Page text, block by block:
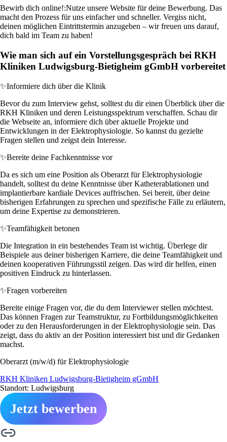
Bewirb dich online!:Nutze unsere Website für deine Bewerbung. Das
macht den Prozess für uns einfacher und schneller. Vergiss nicht,
deinen möglichen Eintrittstermin anzugeben – wir freuen uns darauf,
dich bald im Team zu haben!
Wie man sich auf ein Vorstellungsgespräch bei RKH
Kliniken Ludwigsburg-Bietigheim gGmbH vorbereitet
✨Informiere dich über die Klinik
Bevor du zum Interview gehst, solltest du dir einen Überblick über die
RKH Kliniken und deren Leistungsspektrum verschaffen. Schau dir
die Webseite an, informiere dich über aktuelle Projekte und
Entwicklungen in der Elektrophysiologie. So kannst du gezielte
Fragen stellen und zeigst dein Interesse.
✨Bereite deine Fachkenntnisse vor
Da es sich um eine Position als Oberarzt für Elektrophysiologie
handelt, solltest du deine Kenntnisse über Katheterablationen und
implantierbare kardiale Devices auffrischen. Sei bereit, über deine
bisherigen Erfahrungen zu sprechen und spezifische Fälle zu erläutern,
um deine Expertise zu demonstrieren.
✨Teamfähigkeit betonen
Die Integration in ein bestehendes Team ist wichtig. Überlege dir
Beispiele aus deiner bisherigen Karriere, die deine Teamfähigkeit und
deinen kooperativen Führungsstil zeigen. Das wird dir helfen, einen
positiven Eindruck zu hinterlassen.
✨Fragen vorbereiten
Bereite einige Fragen vor, die du dem Interviewer stellen möchtest.
Das können Fragen zur Teamstruktur, zu Fortbildungsmöglichkeiten
oder zu den Herausforderungen in der Elektrophysiologie sein. Das
zeigt, dass du aktiv an der Position interessiert bist und dir Gedanken
machst.
Oberarzt (m/w/d) für Elektrophysiologie
RKH Kliniken Ludwigsburg-Bietigheim gGmbH
Standort: Ludwigsburg
Jetzt bewerben